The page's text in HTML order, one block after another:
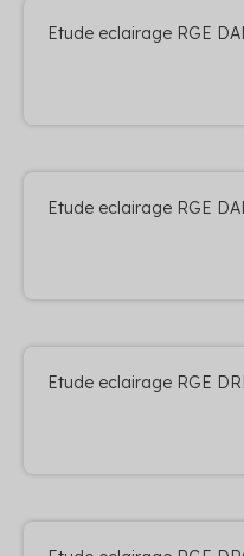
Etude eclairage RGE
Etude eclairage RGE
Etude eclairage RGE